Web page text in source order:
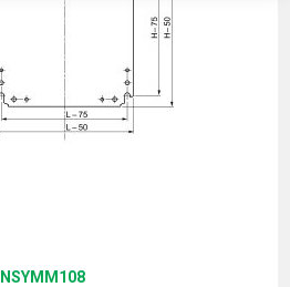
NSYMM108